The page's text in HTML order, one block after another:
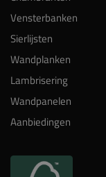
Vensterbanken
Sierlijsten
Wandplanken
Lambrisering
Wandpanelen
Aanbiedingen